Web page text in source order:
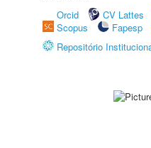
Orcid
CV Lattes
Scopus
Fapesp
Repositório